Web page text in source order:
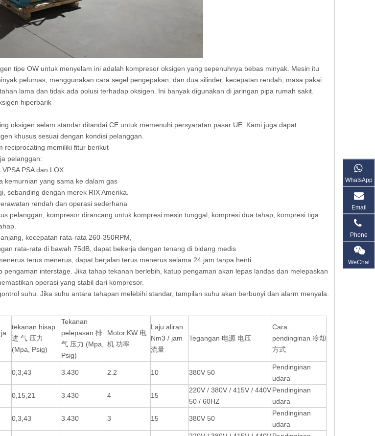
tipe OW untuk menyelam ini adalah kompresor oksigen yang sepenuhnya bebas minyak. Mesin itu
pelumas, menggunakan cara segel pengepakan, dan dua silinder, kecepatan rendah, masa pakai
lama dan tidak ada polusi terhadap oksigen. Ini banyak digunakan di jaringan pipa rumah sakit.
hiperbarik
oksigen selam standar ditandai CE untuk memenuhi persyaratan pasar UE. Kami juga dapat
khusus sesuai dengan kondisi pelanggan.
reciprocating memiliki fitur berikut
pelanggan:
PSA dan LOX
kemurnian yang sama ke dalam gas
sebanding dengan merek RIX Amerika.
rendah dan operasi sederhana
pelanggan, kompresor dirancang untuk kompresi mesin tunggal, kompresi dua tahap, kompresi tiga
kecepatan rata-rata 260-350RPM,
rata-rata di bawah 75dB, dapat bekerja dengan tenang di bidang medis
terus menerus, dapat berjalan terus menerus selama 24 jam tanpa henti
pengaman interstage. Jika tahap tekanan berlebih, katup pengaman akan lepas landas dan melepaskan
operasi yang stabil dari kompresor.
suhu. Jika suhu antara tahapan melebihi standar, tampilan suhu akan berbunyi dan alarm menyala.
tekanan hisap
进 气 压力
(Mpa, Psig)
Tekanan
pelepasan 排
气 压力 (Mpa,
Psig)
Motor.KW 电
机 功率
Laju aliran
Nm3 / jam
流量
Tegangan 电源 电压
Cara
pendinginan 冷却
方式
0,3,43 3.430 2.2 10 380V 50
Pendinginan
udara
0,15,21 3.430 4 15
220V / 380V / 415V / 440V
50 / 60HZ
Pendinginan
udara
0,3,43 3.430 3 15 380V 50
Pendinginan
udara
WhatsApp
Email
Phone
WeChat